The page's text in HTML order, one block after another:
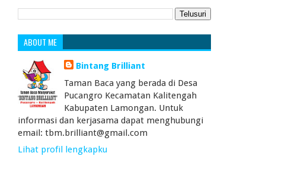
ABOUT ME
Bintang Brilliant
Taman Baca yang berada di Desa
Pucangro Kecamatan Kalitengah
Kabupaten Lamongan. Untuk
informasi dan kerjasama dapat menghubungi
email: tbm.brilliant@gmail.com
Lihat profil lengkapku